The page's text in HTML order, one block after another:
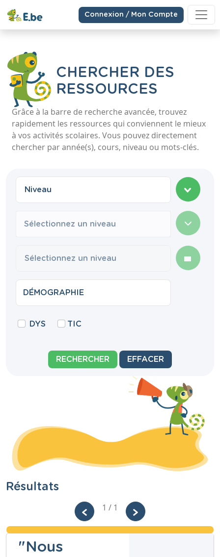
Connexion / Mon Compte
CHERCHER DES
RESSOURCES
Grâce à la barre de recherche avancée, trouvez
rapidement les ressources qui conviennent le mieux
à vos activités scolaires. Vous pouvez directement
chercher par année(s), cours, niveau ou mots-clés.
Sélectionnez un niveau
DYS TIC
RECHERCHER EFFACER
Résultats
1 / 1
"Nous